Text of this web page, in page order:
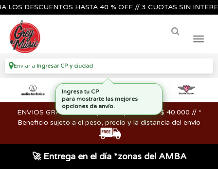
DESCUENTOS HASTA 40 % OFF // 3 CUOTAS SIN
Enviar a Ingresar CP y ciudad
ENVIOS GRATIS en compras mayores a los $ 40.000 // *
Beneficio sujeto a el peso, precio y la distancia del envío
🚀 Entrega en el día *zonas del AMBA